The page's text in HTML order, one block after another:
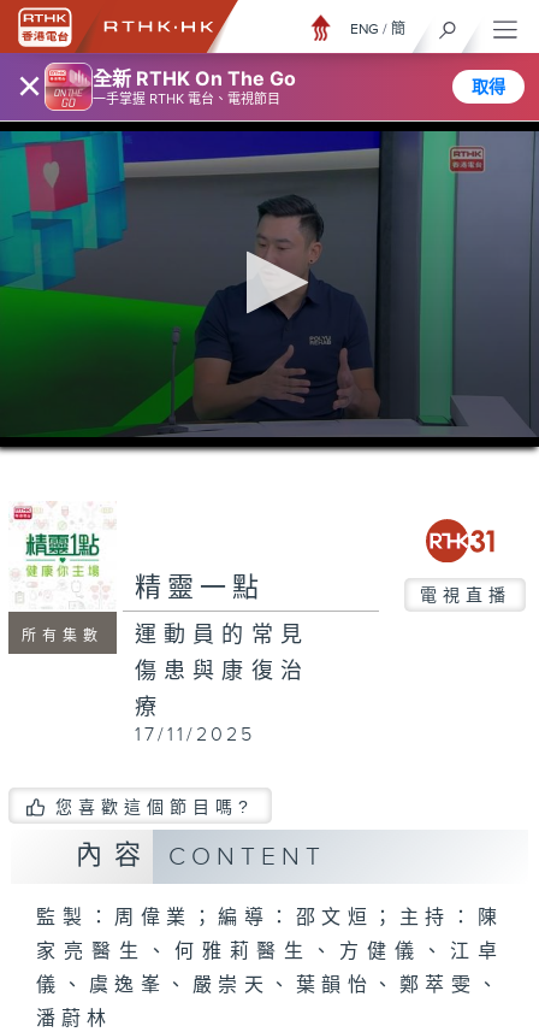
× 全新 RTHK On The Go
一手掌握 RTHK 電台、電視節目
取得
ENG / 簡
0
seconds
minutes,
25
seconds
所有集數
精靈一點 電視直播
運動員的常見
傷患與康復治
療
17/11/2025
您喜歡這個節目嗎?
內容 CONTENT
監製：周偉業；編導：邵文烜；主持：陳
家亮醫生、何雅莉醫生、方健儀、江卓
儀、虞逸峯、嚴崇天、葉韻怡、鄭萃雯、
潘蔚林